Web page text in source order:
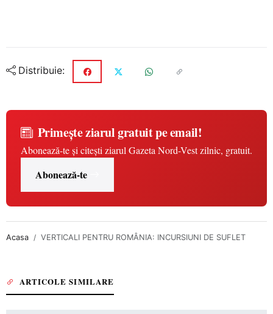
Distribuie:
Primește ziarul gratuit pe email!
Abonează-te și citești ziarul Gazeta Nord-Vest zilnic, gratuit.
Abonează-te
Acasa VERTICALI PENTRU ROMÂNIA: INCURSIUNI DE SUFLET
ARTICOLE SIMILARE